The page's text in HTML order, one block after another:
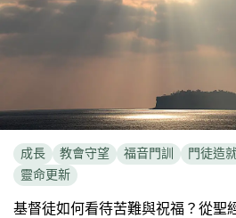
成長 教會守望 福音門訓 門徒造
靈命更新
基督徒如何看待苦難與祝福？從聖